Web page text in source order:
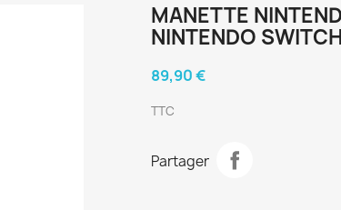
MANETTE
NINTENDO
89,90 €
TTC
Partager